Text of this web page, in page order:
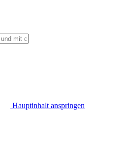
Hauptinhalt anspringen